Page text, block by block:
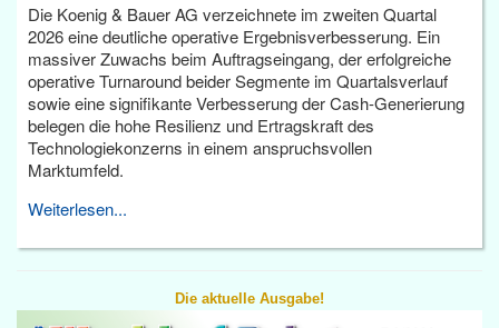
Die Koenig & Bauer AG verzeichnete im zweiten Quartal
2026 eine deutliche operative Ergebnisverbesserung. Ein
massiver Zuwachs beim Auftragseingang, der erfolgreiche
operative Turnaround beider Segmente im Quartalsverlauf
sowie eine signifikante Verbesserung der Cash-Generierung
belegen die hohe Resilienz und Ertragskraft des
Technologiekonzerns in einem anspruchsvollen
Marktumfeld.
Weiterlesen...
Die aktuelle Ausgabe!